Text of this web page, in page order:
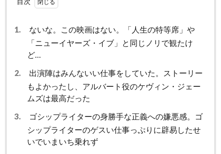
1.
ないな。この映画はない。「人生の特等席」や
「ニューイヤーズ・イブ」と同じノリで観たけ
ど…
2.
出演陣はみんないい仕事をしていた。ストーリー
もよかったし、アルバート役のケヴィン・ジェー
ムズは最高だった
3.
ゴシップライターの身勝手な正義への嫌悪感。ゴ
シップライターのゲスい仕事っぷりに辟易したせ
いでいまいち乗れず